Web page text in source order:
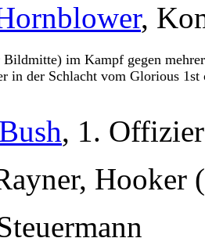
,
Bildmitte) im Kampf gegen
in der Schlacht vom Glorious 1st
, 1. Offizier
Hooker